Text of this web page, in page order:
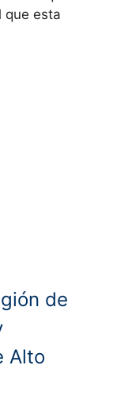
que esta
de
Alto